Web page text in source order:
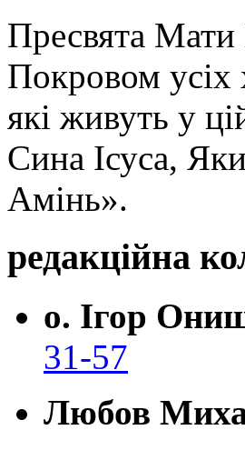
Пресвята
Покровом усіх
які живуть у
Сина Ісуса,
Амінь».
редакційна
о. Ігор
31-57
Любов